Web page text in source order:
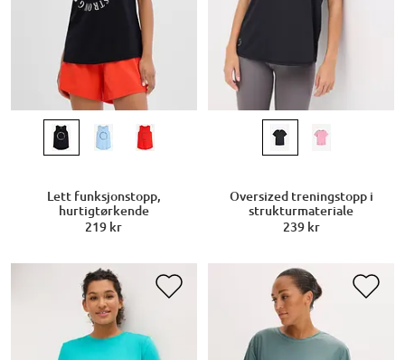
Lett funksjonstopp,
hurtigtørkende
219 kr
Oversized treningstopp i
strukturmateriale
239 kr